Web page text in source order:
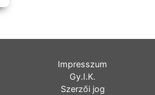
Impresszum
Gy.I.K.
Szerzői jog